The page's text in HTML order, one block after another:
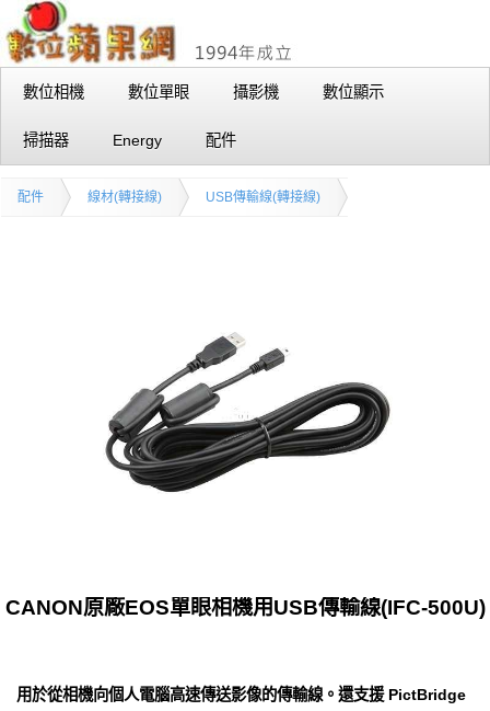
數位相機 數位單眼 攝影機 數位顯示
掃描器 Energy 配件
配件 線材(轉接線) USB傳輸線(轉接線)
CANON原廠EOS單眼相機用USB傳輸線(IFC-500U)
用於從相機向個人電腦高速傳送影像的傳輸線。還支援 PictBridge